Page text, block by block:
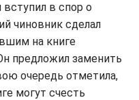
в спор о
чиновник сделал
на книге
предложил заменить
очередь отметила,
могут счесть